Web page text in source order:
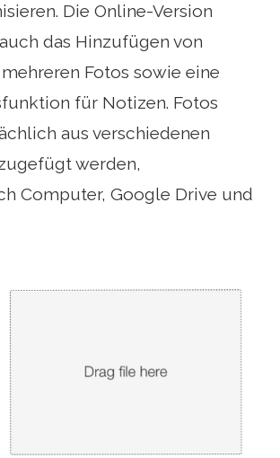
Die Online-Version
das Hinzufügen von
Fotos sowie eine
für Notizen. Fotos
aus verschiedenen
werden,
Computer, Google Drive und